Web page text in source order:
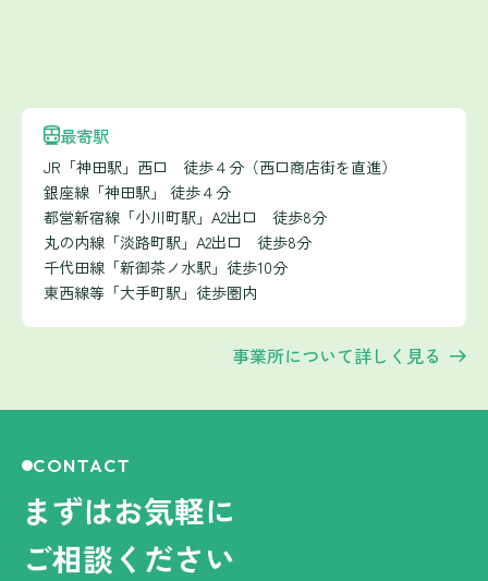
最寄駅
JR「神田駅」西口 徒歩４分（西口商店街を直進）
銀座線「神田駅」 徒歩４分
都営新宿線「小川町駅」A2出口 徒歩8分
丸の内線「淡路町駅」A2出口 徒歩8分
千代田線「新御茶ノ水駅」徒歩10分
東西線等「大手町駅」徒歩圏内
事業所について詳しく見る
CONTACT
まずはお気軽に
ご相談ください